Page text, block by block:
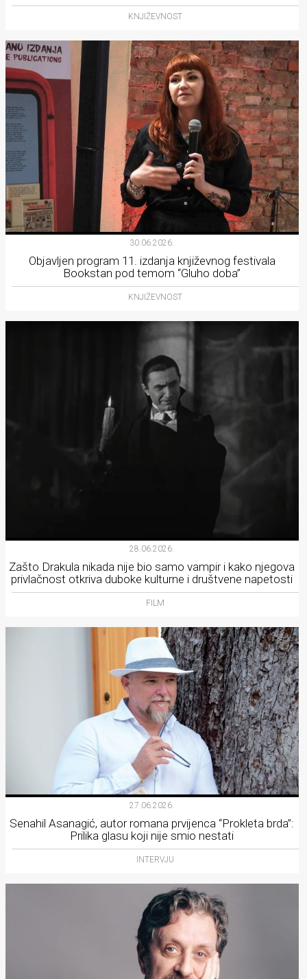
KNJIŽEVNOST
30.06.2026.
Objavljen program 11. izdanja književnog festivala
Bookstan pod temom “Gluho doba”
KNJIŽEVNOST
28.06.2026.
Zašto Drakula nikada nije bio samo vampir i kako njegova
privlačnost otkriva duboke kulturne i društvene napetosti
FILM
27.06.2026.
Senahil Asanagić, autor romana prvijenca “Prokleta brda”:
Prilika glasu koji nije smio nestati
INTERVJU